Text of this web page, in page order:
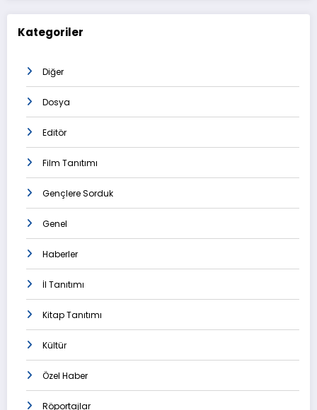
Kategoriler
Diğer
Dosya
Editör
Film Tanıtımı
Gençlere Sorduk
Genel
Haberler
İl Tanıtımı
Kitap Tanıtımı
Kültür
Özel Haber
Röportajlar